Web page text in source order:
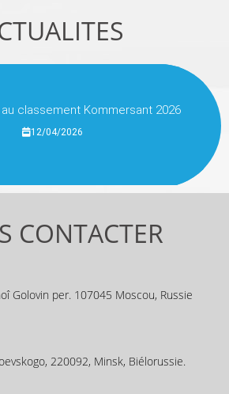
classement Kommersant 2026
12/04/2026
CONTACTER
Golovin per. 107045 Moscou, Russie
220092, Minsk, Biélorussie.